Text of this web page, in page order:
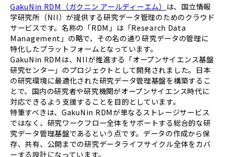
GakuNin RDM（ガクニン アールディーエム）
は、国立情報
学研究所（NII）が提供する研究データ管理のためのクラウド
サービスです。名称の「RDM」は「Research Data
Management」の略で、その名の通り研究データの管理に
特化したプラットフォームとなっています。
GakuNin RDMは、NIIが推進する「オープンサイエンス基盤
研究センター」のプロジェクトとして開発されました。日本
の研究環境に最適化された研究データ管理基盤を構築するこ
とで、国内の研究者や研究機関がオープンサイエンス時代に
対応できるよう支援することを目的としています。
特筆すべきは、GakuNin RDMが単なるストレージサービス
ではなく、研究ワークフロー全体をサポートする総合的な研
究データ管理基盤であるという点です。データの作成から保
存、共有、公開までの研究データライフサイクル全体をカバ
ーする設計になっています。